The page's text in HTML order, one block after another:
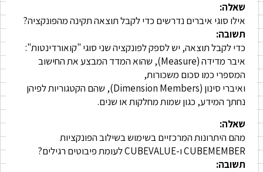
שאלה:
אילו סוגי איברים נדרשים כדי לקבל תוצאה תקינה מהפונקציה?
תשובה:
כדי לקבל תוצאה, יש לספק לפונקציה שני סוגי "קואורדינטות":
איבר מדידה (Measure), שהוא המדד המבצע את החישוב
המספרי כמו סכום משכורות,
ואיברי סינון (Dimension Members), שהם הקטגוריות לפיהן
נחתך המידע, כגון שמות מחלקות או שנים.
שאלה:
מהם היתרונות המרכזיים בשימוש בשילוב הפונקציות
CUBEMEMBER ו-CUBEVALUE לעומת פיבוטים רגילים?
תשובה: